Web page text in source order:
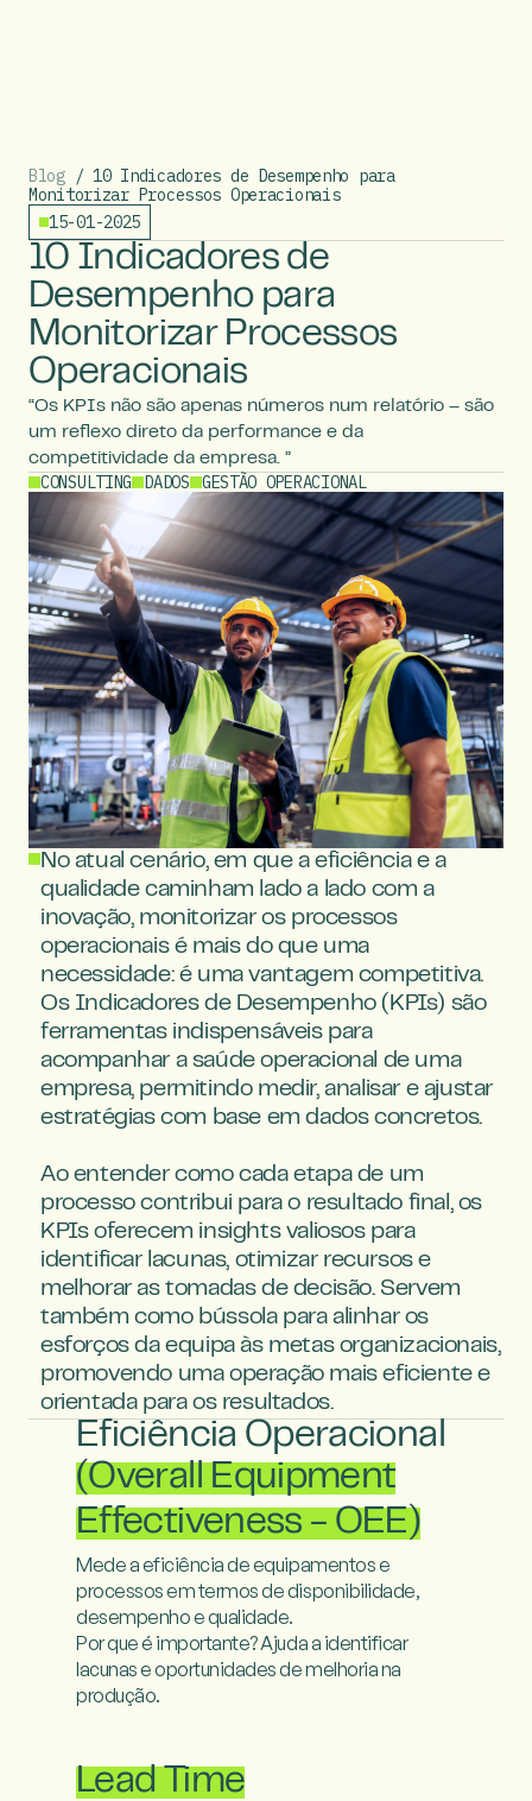
Blog/ 10 Indicadores de Desempenho para
Monitorizar Processos Operacionais
15-01-2025
10 Indicadores de
Desempenho para
Monitorizar Processos
Operacionais
“Os KPIs não são apenas números num relatório – são
um reflexo direto da performance e da
competitividade da empresa. ”
CONSULTING DADOS GESTÃO OPERACIONAL
No atual cenário, em que a eficiência e a
qualidade caminham lado a lado com a
inovação, monitorizar os processos
operacionais é mais do que uma
necessidade: é uma vantagem competitiva.
Os Indicadores de Desempenho (KPIs) são
ferramentas indispensáveis para
acompanhar a saúde operacional de uma
empresa, permitindo medir, analisar e ajustar
estratégias com base em dados concretos.
Ao entender como cada etapa de um
processo contribui para o resultado final, os
KPIs oferecem insights valiosos para
identificar lacunas, otimizar recursos e
melhorar as tomadas de decisão. Servem
também como bússola para alinhar os
esforços da equipa às metas organizacionais,
promovendo uma operação mais eficiente e
orientada para os resultados.
Eficiência Operacional
(Overall Equipment
Effectiveness - OEE)
Mede a eficiência de equipamentos e
processos em termos de disponibilidade,
desempenho e qualidade.
Por que é importante? Ajuda a identificar
lacunas e oportunidades de melhoria na
produção.
Lead Time